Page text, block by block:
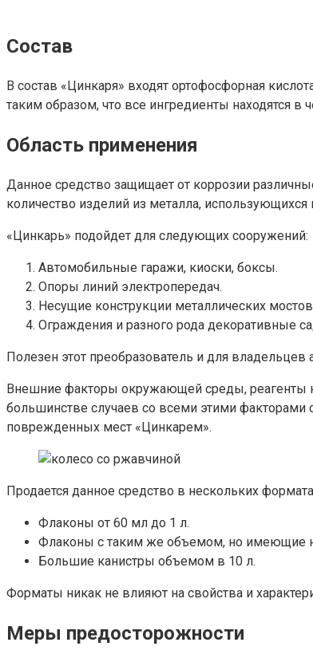
Состав
В состав «Цинкаря» входят ортофосфорная
таким образом, что все ингредиенты находятся
Область применения
Данное средство защищает от коррозии
количество изделий из металла, использующихся
«Цинкарь» подойдет для следующих сооружений:
Автомобильные гаражи, киоски, боксы.
Опоры линий электропередач.
Несущие конструкции металлических
Ограждения и разного рода декоративные
Полезен этот преобразователь и для владельцев
Внешние факторы окружающей среды, реагенты
большинстве случаев со всеми этими факторами
поврежденных мест «Цинкарем».
Продается данное средство в нескольких
Флаконы от 60 мл до 1 л.
Флаконы с таким же объемом, но имеющие
Большие канистры объемом в 10 л.
Форматы никак не влияют на свойства и
Меры предосторожности